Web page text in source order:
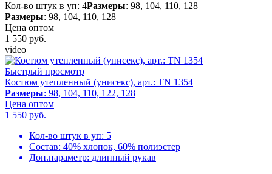
Кол-во штук в уп: 4Размеры: 98, 104, 110, 128
Размеры: 98, 104, 110, 128
Цена оптом
1 550 руб.
video
Быстрый просмотр
Костюм утепленный (унисекс), арт.: TN 1354
Размеры: 98, 104, 110, 122, 128
Цена оптом
1 550 руб.
Кол-во штук в уп: 5
Состав: 40% хлопок, 60% полиэстер
Доп.параметр: длинный рукав